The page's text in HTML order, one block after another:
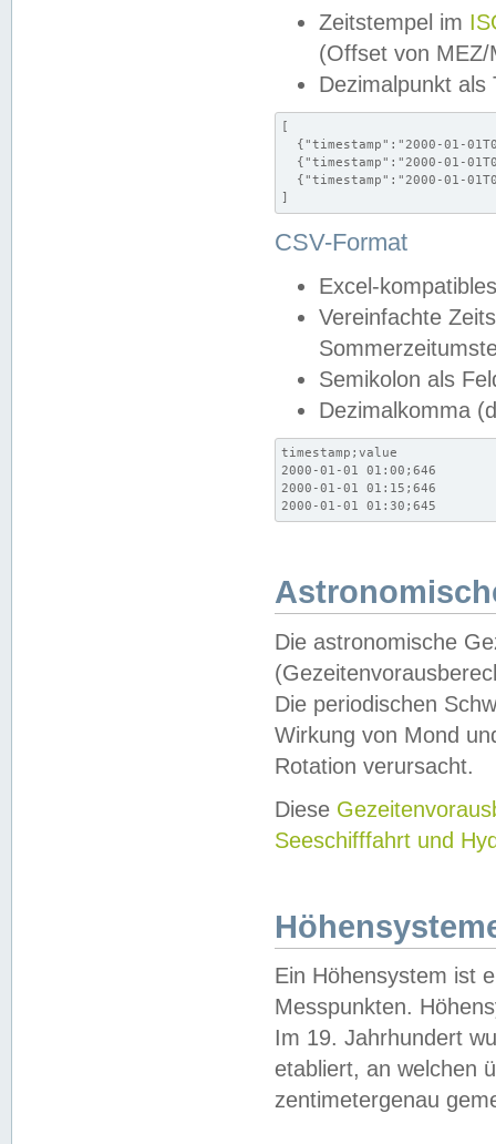
Zeitstempel im
(Offset von MEZ/
Dezimalpunkt als
[
{"timestamp":"2000-01-
{"timestamp":"2000-01-
{"timestamp":"2000-01-
]
CSV-Format
Excel-
Vereinfachte
Semikolon als
Dezimalkomma
timestamp;value
2000-01-01 01:00;646
2000-01-01 01:15;646
2000-01-01 01:30;645
Die astronomische
Die periodischen
Wirkung von Mond
Rotation verursacht.
Diese
Seeschifffahrt und
Ein Höhensystem ist
Messpunkten.
Im 19. Jahrhundert
etabliert, an welchen
zentimetergenau